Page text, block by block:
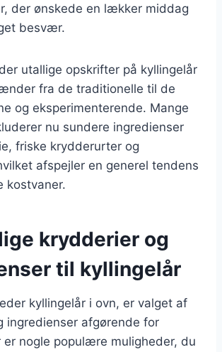
der ønskede en lækker middag
besvær.
utallige opskrifter på kyllingelår
fra de traditionelle til de
og eksperimenterende. Mange
nu sundere ingredienser
friske krydderurter og
afspejler en generel tendens
kostvaner.
krydderier og
til kyllingelår
kyllingelår i ovn, er valget af
ingredienser afgørende for
er nogle populære muligheder, du